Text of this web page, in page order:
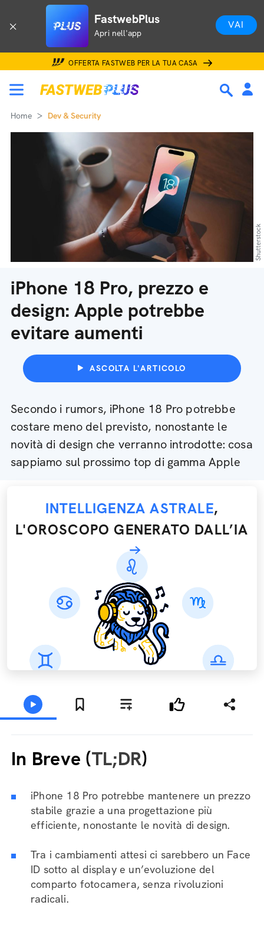
FastwebPlus
Apri nell'app
VAI
OFFERTA FASTWEB PER LA TUA CASA
Home Dev & Security
iPhone 18 Pro, prezzo e
design: Apple potrebbe
evitare aumenti
ASCOLTA L'ARTICOLO
Secondo i rumors, iPhone 18 Pro potrebbe
costare meno del previsto, nonostante le
novità di design che verranno introdotte: cosa
sappiamo sul prossimo top di gamma Apple
Shutterstock
INTELLIGENZA ASTRALE,
L'OROSCOPO GENERATO DALL’IA
In Breve (TL;DR)
iPhone 18 Pro potrebbe mantenere un prezzo
stabile grazie a una progettazione più
efficiente, nonostante le novità di design.
Tra i cambiamenti attesi ci sarebbero un Face
ID sotto al display e un’evoluzione del
comparto fotocamera, senza rivoluzioni
radicali.